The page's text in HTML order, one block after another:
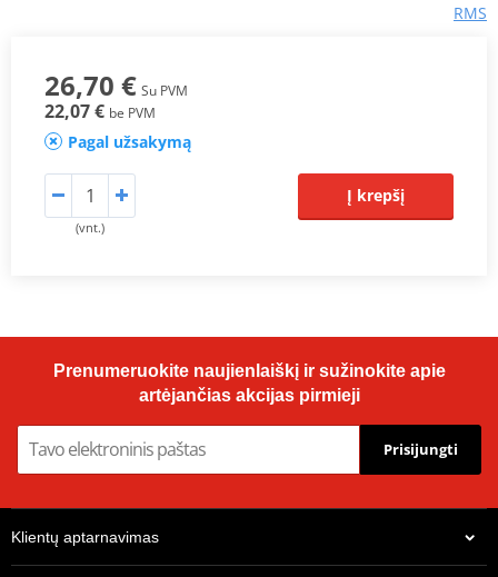
RMS
26,70 € Su PVM
22,07 € be PVM
Pagal užsakymą
(vnt.)
Į krepšį
Prenumeruokite naujienlaiškį ir sužinokite apie
artėjančias akcijas pirmieji
Prisijungti
Klientų aptarnavimas